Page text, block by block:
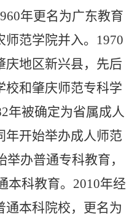
年更名为广东教育
范学院并入。 1970
庆地区新兴县，先后
校和肇庆师范专科学
年被确定为省属成人
年开始举办成人师范
举办普通专科教育，
本科教育。 2010年经
通本科院校，更名为